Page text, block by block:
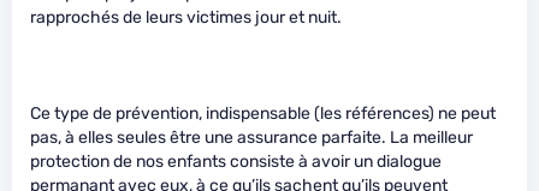
rapprochés de leurs victimes jour et nuit.
Ce type de prévention, indispensable (les références) ne peut
pas, à elles seules être une assurance parfaite. La meilleur
protection de nos enfants consiste à avoir un dialogue
permanant avec eux, à ce qu’ils sachent qu’ils peuvent